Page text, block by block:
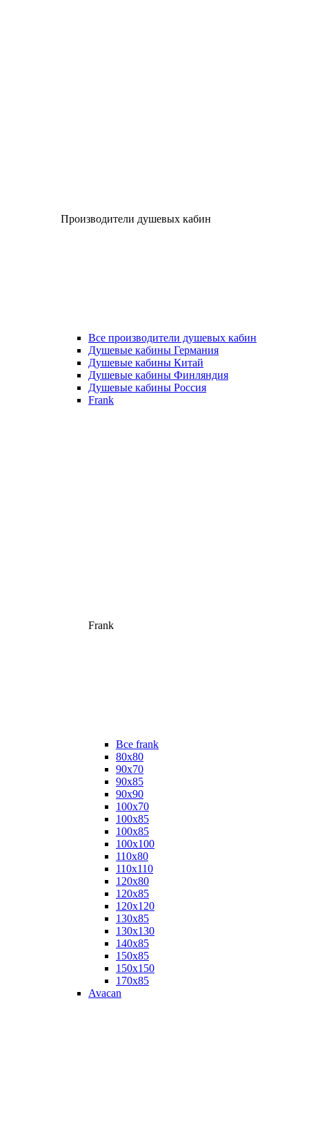
Производители душевых кабин
Все производители душевых кабин
Душевые кабины Германия
Душевые кабины Китай
Душевые кабины Финляндия
Душевые кабины Россия
Frank
Frank
Все frank
80х80
90х70
90х85
90х90
100х70
100х85
100х85
100х100
110х80
110х110
120х80
120х85
120х120
130х85
130х130
140х85
150х85
150х150
170х85
Avacan